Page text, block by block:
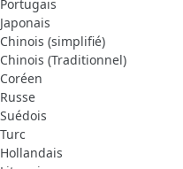
Portugais
Japonais
Chinois (simplifié)
Chinois (Traditionnel)
Coréen
Russe
Suédois
Turc
Hollandais